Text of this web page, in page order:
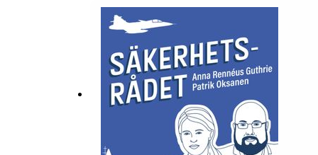
defend itself without the United States –
capabilities Europe needs to build, how
unity will be decisive in ensuring that